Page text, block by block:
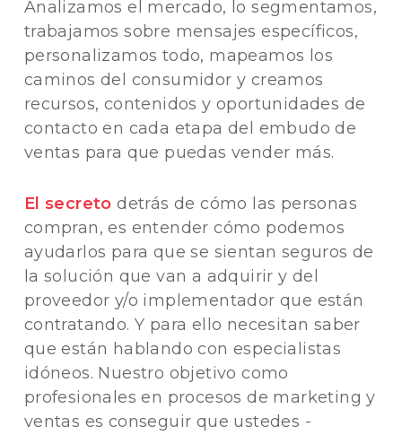
Analizamos el mercado, lo segmentamos,
trabajamos sobre mensajes específicos,
personalizamos todo, mapeamos los
caminos del consumidor y creamos
recursos, contenidos y oportunidades de
contacto en cada etapa del embudo de
ventas para que puedas vender más.
El secreto detrás de cómo las personas
compran, es entender cómo podemos
ayudarlos para que se sientan seguros de
la solución que van a adquirir y del
proveedor y/o implementador que están
contratando. Y para ello necesitan saber
que están hablando con especialistas
idóneos. Nuestro objetivo como
profesionales en procesos de marketing y
ventas es conseguir que ustedes -